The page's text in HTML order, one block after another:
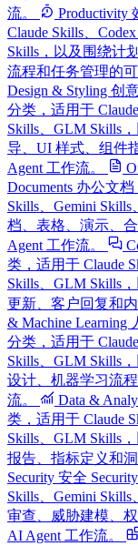
流。
Productivity
Claude Skills、
Skills，以及围绕计
流程和任务管理的
Design & Styling 创
分类，适用于
Skills、GLM Skills
导、UI 样式、组件
Agent 工作流。
Documents 办公文
Skills、Gemini
档、表格、演示、
Agent 工作流。
类，适用于 Claude
Skills、GLM Skills
更新、客户回复和
& Machine Learning
分类，适用于
Skills、GLM Skills
设计、机器学习流
流。
Data &
类，适用于 Claude
Skills、GLM Skills
报告、指标定义和
Security 安全
Skills、Gemini
审查、威胁建模、
AI Agent 工作流。